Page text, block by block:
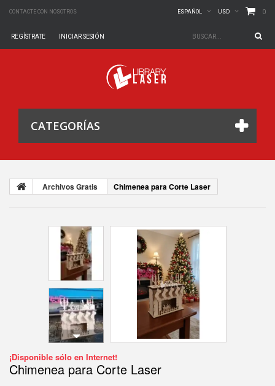
CONTACTE CON NOSOTROS 0
USD
ESPAÑOL
INICIAR SESIÓN
REGÍSTRATE
CATEGORÍAS
Archivos Gratis Chimenea para Corte Laser
¡Disponible sólo en Internet!
Chimenea para Corte Laser